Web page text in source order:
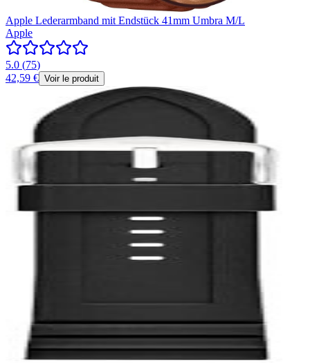
Apple Lederarmband mit Endstück 41mm Umbra M/L
Apple
5.0 (75)
42,59 € Voir le produit